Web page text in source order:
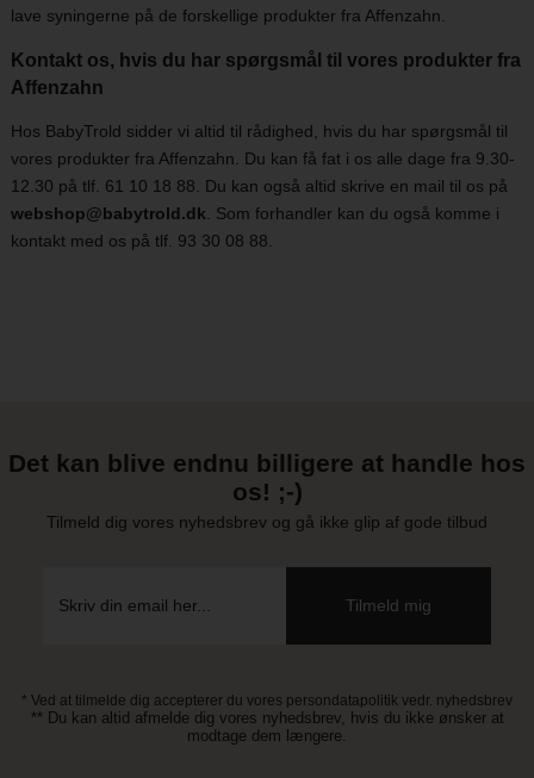
lave syningerne på de forskellige produkter fra Affenzahn.
Kontakt os, hvis du har spørgsmål til vores produkter fra
Affenzahn
Hos BabyTrold sidder vi altid til rådighed, hvis du har spørgsmål til
vores produkter fra Affenzahn. Du kan få fat i os alle dage fra 9.30-
12.30 på tlf. 61 10 18 88. Du kan også altid skrive en mail til os på
webshop@babytrold.dk . Som forhandler kan du også komme i
kontakt med os på tlf. 93 30 08 88.
Det kan blive endnu billigere at handle hos
os! ;-)
Tilmeld dig vores nyhedsbrev og gå ikke glip af gode tilbud
* Ved at tilmelde dig accepterer du vores persondatapolitik vedr. nyhedsbrev
** Du kan altid afmelde dig vores nyhedsbrev, hvis du ikke ønsker at
modtage dem længere.